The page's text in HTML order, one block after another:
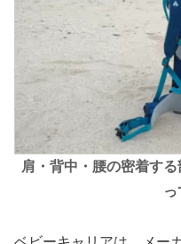
肩・背中・腰の密着す
っ